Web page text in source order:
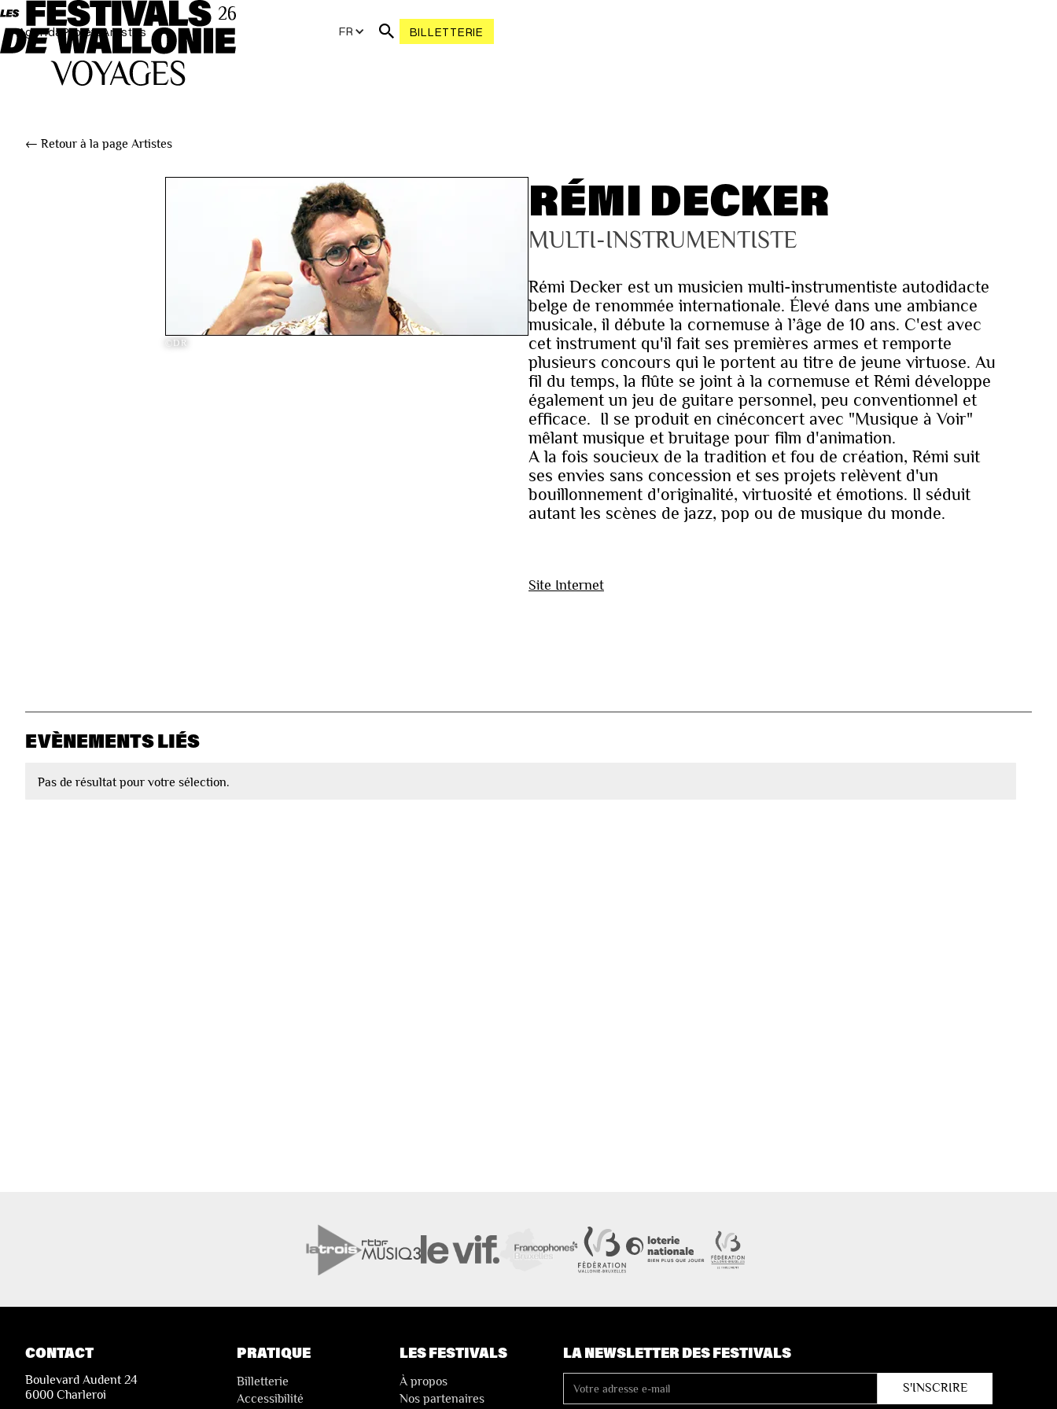
AgendaProjetsArtistes FR BILLETTERIE
← Retour à la page Artistes
©DR
RÉMI DECKER
MULTI-INSTRUMENTISTE
Rémi Decker est un musicien multi-instrumentiste autodidacte
belge de renommée internationale. Élevé dans une ambiance
musicale, il débute la cornemuse à l’âge de 10 ans. C'est avec
cet instrument qu'il fait ses premières armes et remporte
plusieurs concours qui le portent au titre de jeune virtuose. Au
fil du temps, la flûte se joint à la cornemuse et Rémi développe
également un jeu de guitare personnel, peu conventionnel et
efficace. Il se produit en cinéconcert avec "Musique à Voir"
mêlant musique et bruitage pour film d'animation.
A la fois soucieux de la tradition et fou de création, Rémi suit
ses envies sans concession et ses projets relèvent d'un
bouillonnement d'originalité, virtuosité et émotions. Il séduit
autant les scènes de jazz, pop ou de musique du monde.
Site Internet
EVÈNEMENTS LIÉS
Pas de résultat pour votre sélection.
CONTACT
Boulevard Audent 24
6000 Charleroi
PRATIQUE
Billetterie
Accessibilité
LES FESTIVALS
À propos
Nos partenaires
LA NEWSLETTER DES FESTIVALS